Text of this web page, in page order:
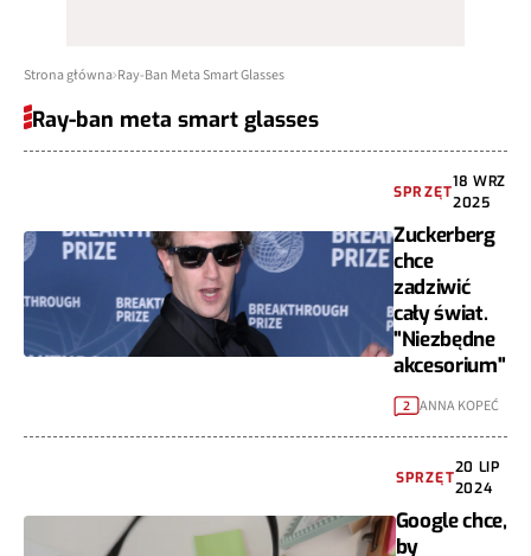
Strona główna Ray-Ban Meta Smart Glasses
Ray-ban meta smart glasses
SPRZĘT
18 WRZ
2025
Zuckerberg
chce
zadziwić
cały świat.
"Niezbędne
akcesorium"
2 ANNA KOPEĆ
SPRZĘT
20 LIP
2024
Google chce,
by